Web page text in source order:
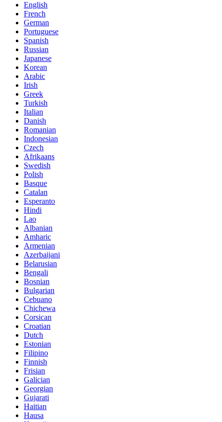
English
French
German
Portuguese
Spanish
Russian
Japanese
Korean
Arabic
Irish
Greek
Turkish
Italian
Danish
Romanian
Indonesian
Czech
Afrikaans
Swedish
Polish
Basque
Catalan
Esperanto
Hindi
Lao
Albanian
Amharic
Armenian
Azerbaijani
Belarusian
Bengali
Bosnian
Bulgarian
Cebuano
Chichewa
Corsican
Croatian
Dutch
Estonian
Filipino
Finnish
Frisian
Galician
Georgian
Gujarati
Haitian
Hausa